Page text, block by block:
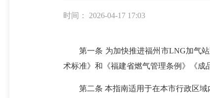
时间： 2026-04-17 17:03
第一条 为加快推进福州市LNG加气站
术标准》和《福建省燃气管理条例》《成
第二条 本指南适用于在本市行政区域